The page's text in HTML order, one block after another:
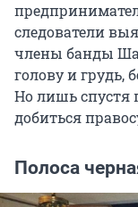
следователи
члены банды
голову и грудь,
Но лишь спустя
добиться
Полоса